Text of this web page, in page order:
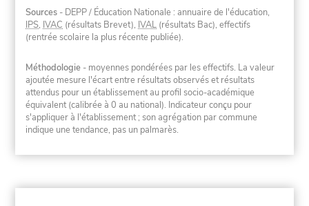
Sources - DEPP / Éducation Nationale : annuaire de l'éducation,
IPS, IVAC (résultats Brevet), IVAL (résultats Bac), effectifs
(rentrée scolaire la plus récente publiée).
Méthodologie - moyennes pondérées par les effectifs. La valeur
ajoutée mesure l'écart entre résultats observés et résultats
attendus pour un établissement au profil socio-académique
équivalent (calibrée à 0 au national). Indicateur conçu pour
s'appliquer à l'établissement ; son agrégation par commune
indique une tendance, pas un palmarès.